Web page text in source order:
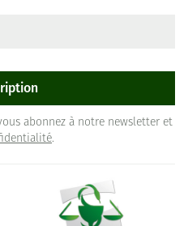
abonnez à notre newsletter et
.